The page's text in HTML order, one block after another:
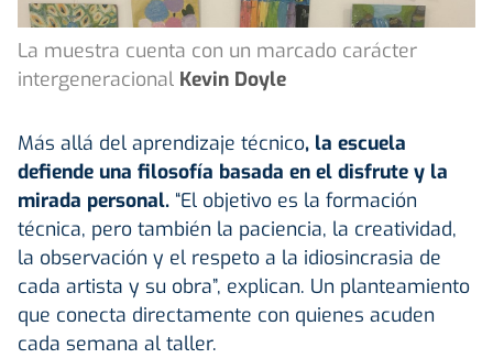
La muestra cuenta con un marcado carácter
intergeneracional Kevin Doyle
Más allá del aprendizaje técnico, la escuela
defiende una filosofía basada en el disfrute y la
mirada personal. “El objetivo es la formación
técnica, pero también la paciencia, la creatividad,
la observación y el respeto a la idiosincrasia de
cada artista y su obra”, explican. Un planteamiento
que conecta directamente con quienes acuden
cada semana al taller.